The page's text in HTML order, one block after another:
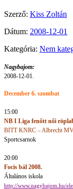
Szerző: Kiss Zoltán
Dátum: 2008-12-01
Kategória: Nem
Nagybajom:
2008-12-01.
December 6. szombat
15:00
NB I Liga fenőtt női
BITT KNRC – Albrecht
Sportcsarnok
20:00
Focis bál 2008.
Általános iskola
http://www.nagybajom.hu/